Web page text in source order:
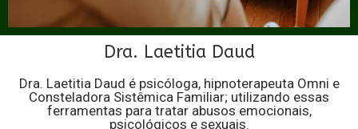
Dra. Laetitia Daud
Dra. Laetitia Daud é psicóloga, hipnoterapeuta Omni e
Consteladora Sistêmica Familiar; utilizando essas
ferramentas para tratar abusos emocionais,
psicológicos e sexuais.